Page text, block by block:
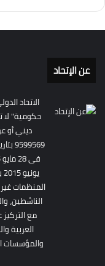
عن الإتحاد
الاتحاد
حكومية" لا
ديني أو
الناشطين،
مع
العربية
والمؤسسات